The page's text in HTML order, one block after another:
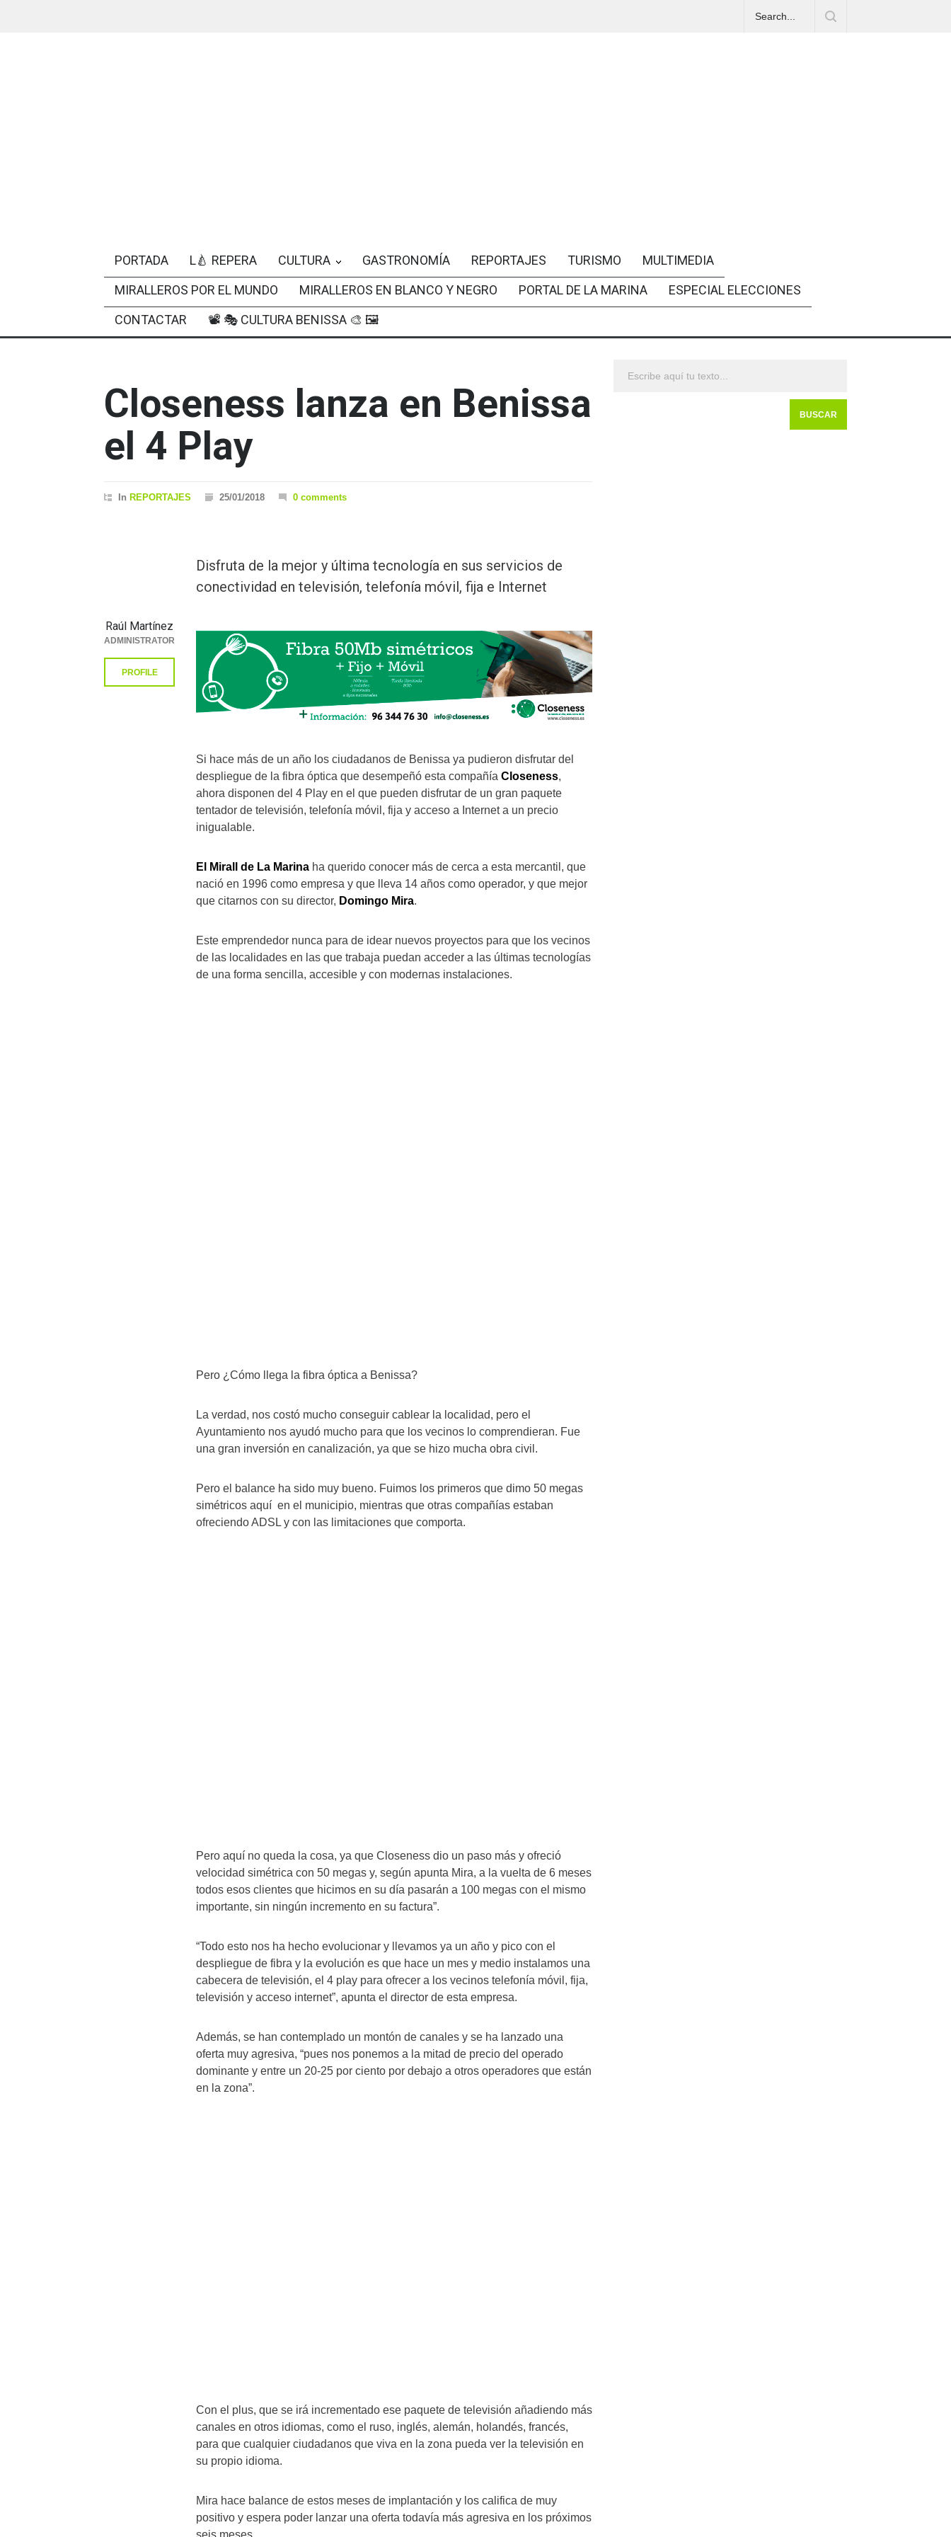
PORTADA L🍐 REPERA CULTURA GASTRONOMÍA REPORTAJES TURISMO
MULTIMEDIA
MIRALLEROS POR EL MUNDO
MIRALLEROS EN BLANCO Y NEGRO PORTAL DE LA MARINA
ESPECIAL ELECCIONES
CONTACTAR
📽 🎭 CULTURA BENISSA 🎨 🖼
Closeness lanza en Benissa
el 4 Play
In REPORTAJES 25/01/2018 0 comments
Disfruta de la mejor y última tecnología en sus servicios de
conectividad en televisión, telefonía móvil, fija e Internet
Si hace más de un año los ciudadanos de Benissa ya pudieron disfrutar del
despliegue de la fibra óptica que desempeñó esta compañía Closeness,
ahora disponen del 4 Play en el que pueden disfrutar de un gran paquete
tentador de televisión, telefonía móvil, fija y acceso a Internet a un precio
inigualable.
El Mirall de La Marina ha querido conocer más de cerca a esta mercantil, que
nació en 1996 como empresa y que lleva 14 años como operador, y que mejor
que citarnos con su director, Domingo Mira.
Este emprendedor nunca para de idear nuevos proyectos para que los vecinos
de las localidades en las que trabaja puedan acceder a las últimas tecnologías
de una forma sencilla, accesible y con modernas instalaciones.
Pero ¿Cómo llega la fibra óptica a Benissa?
La verdad, nos costó mucho conseguir cablear la localidad, pero el
Ayuntamiento nos ayudó mucho para que los vecinos lo comprendieran. Fue
una gran inversión en canalización, ya que se hizo mucha obra civil.
Pero el balance ha sido muy bueno. Fuimos los primeros que dimo 50 megas
simétricos aquí en el municipio, mientras que otras compañías estaban
ofreciendo ADSL y con las limitaciones que comporta.
Pero aquí no queda la cosa, ya que Closeness dio un paso más y ofreció
velocidad simétrica con 50 megas y, según apunta Mira, a la vuelta de 6 meses
todos esos clientes que hicimos en su día pasarán a 100 megas con el mismo
importante, sin ningún incremento en su factura”.
“Todo esto nos ha hecho evolucionar y llevamos ya un año y pico con el
despliegue de fibra y la evolución es que hace un mes y medio instalamos una
cabecera de televisión, el 4 play para ofrecer a los vecinos telefonía móvil, fija,
televisión y acceso internet”, apunta el director de esta empresa.
Además, se han contemplado un montón de canales y se ha lanzado una
oferta muy agresiva, “pues nos ponemos a la mitad de precio del operado
dominante y entre un 20-25 por ciento por debajo a otros operadores que están
en la zona”.
Con el plus, que se irá incrementado ese paquete de televisión añadiendo más
canales en otros idiomas, como el ruso, inglés, alemán, holandés, francés,
para que cualquier ciudadanos que viva en la zona pueda ver la televisión en
su propio idioma.
Mira hace balance de estos meses de implantación y los califica de muy
positivo y espera poder lanzar una oferta todavía más agresiva en los próximos
seis meses.
Raúl Martínez
ADMINISTRATOR
PROFILE